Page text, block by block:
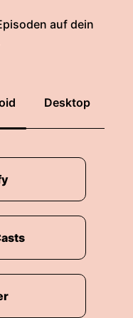
auf dein
Desktop